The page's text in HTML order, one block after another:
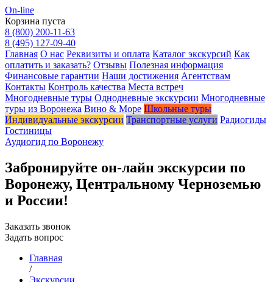
On-line
Корзина пуста
8 (800) 200-11-63
8 (495) 127-09-40
Главная О нас Реквизиты и оплата Каталог экскурсий Как
оплатить и заказать? Отзывы Полезная информация
Финансовые гарантии Наши достижения Агентствам
Контакты Контроль качества Места встреч
Многодневные туры Однодневные экскурсии Многодневные
туры из Воронежа Вино & Море Школьные туры
Индивидуальные экскурсии Транспортные услуги Радиогиды
Гостиницы
Аудиогид по Воронежу
Забронируйте он-лайн экскурсии по
Воронежу, Центральному Черноземью
и России!
Заказать звонок
Задать вопрос
Главная
/
Экскурсии